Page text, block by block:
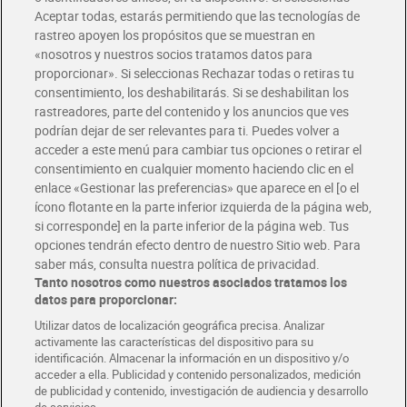
Envío estandar por 4,99€
Glovo y Uber Eats
Solicita tu factura de Glovo o Uber Eats
Únete al CLUB Dia
Disfruta las ventajas y ofertas exclusivas.
Descárgate la APP Dia
Folletos y Tiendas
Descubre las mejores ofertas y busca tu tienda más cercana
Tarjeta MaX Dia
Te devuelve hasta 8€/mes de tus compras.
¡Solicita tu tarjeta de crédito aquí!
COMER MEJOR CADA DIA
COLABORA CON DIA ABRE TU TIENDA DIA CORPORATE
Aceptar todas, estarás permitiendo que las tecnologías de
rastreo apoyen los propósitos que se muestran en
«nosotros y nuestros socios tratamos datos para
proporcionar». Si seleccionas Rechazar todas o retiras tu
consentimiento, los deshabilitarás. Si se deshabilitan los
rastreadores, parte del contenido y los anuncios que ves
podrían dejar de ser relevantes para ti. Puedes volver a
acceder a este menú para cambiar tus opciones o retirar el
consentimiento en cualquier momento haciendo clic en el
enlace «Gestionar las preferencias» que aparece en el [o el
ícono flotante en la parte inferior izquierda de la página web,
si corresponde] en la parte inferior de la página web. Tus
opciones tendrán efecto dentro de nuestro Sitio web. Para
saber más, consulta nuestra política de privacidad.
Tanto nosotros como nuestros asociados tratamos los
datos para proporcionar:
Utilizar datos de localización geográfica precisa. Analizar
activamente las características del dispositivo para su
identificación. Almacenar la información en un dispositivo y/o
acceder a ella. Publicidad y contenido personalizados, medición
de publicidad y contenido, investigación de audiencia y desarrollo